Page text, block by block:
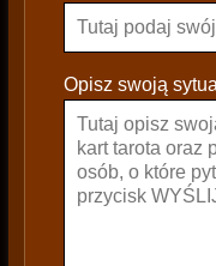
e
a
Opisz swoją